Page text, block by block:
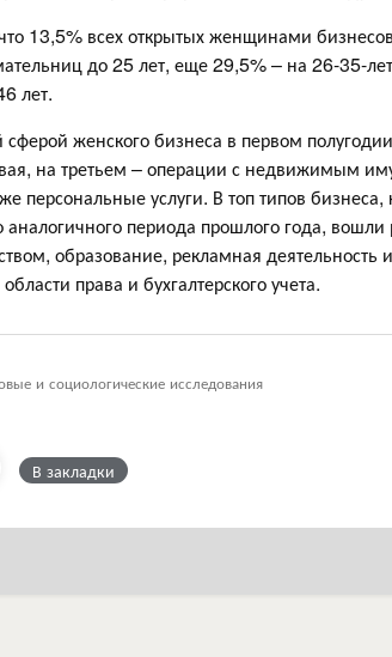
13,5% всех открытых женщинами
до 25 лет, еще 29,5% – на 26-35-
лет.
женского бизнеса в первом
на третьем – операции с недвижимым
персональные услуги. В топ типов
аналогичного периода прошлого года,
образование, рекламная деятельность
права и бухгалтерского учета.
и социологические исследования
В закладки